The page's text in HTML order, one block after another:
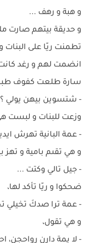
و هبة و رهف ...
و حديقة بيتهم صارت
تطمنت ريّا على
انضمت لهم و رغد كانت
سارة طلعت كفوف
- شتسوين بيهن يولي
وزعت للبنات و لبست
- عمة البانية تهرش
و هي تقىم بامية و تهز
- جيل تالي وكتت ...
ضحكوا و ريّا تأكد لها،
- عمة ترا صدكَ تخيلي
و هي تقول،
- لا يمة دارن رواحجن،